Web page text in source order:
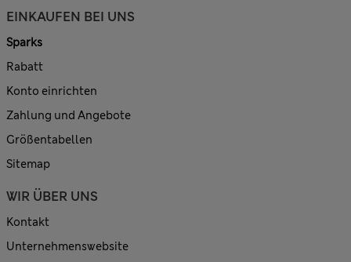
EINKAUFEN BEI UNS
Sparks
Rabatt
Konto einrichten
Zahlung und Angebote
Größentabellen
Sitemap
WIR ÜBER UNS
Kontakt
Unternehmenswebsite